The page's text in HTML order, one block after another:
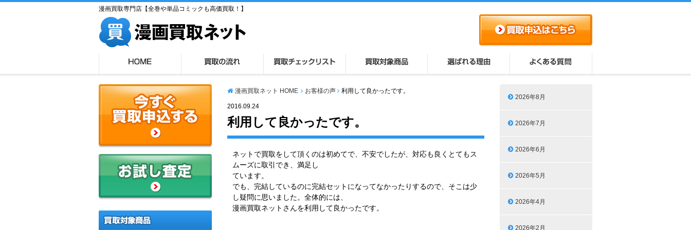
漫画買取専門店【全巻や単品コミックも高価買取！】
漫画買取ネット HOME お客様の声 利用して良かったです。
2016.09.24
利用して良かったです。
ネットで買取をして頂くのは初めてで、不安でしたが、対応も良くとてもス
ムーズに取引でき、満足し
ています。
でも、完結しているのに完結セットになってなかったりするので、そこは少
し疑問に思いました。全体的には、
漫画買取ネットさんを利用して良かったです。
2026年8月
2026年7月
2026年6月
2026年5月
2026年4月
2026年2月